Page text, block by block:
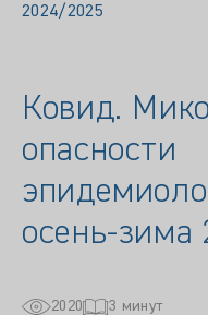
2024/2025
Ковид.
опасности
осень-зима
2020 3 минут